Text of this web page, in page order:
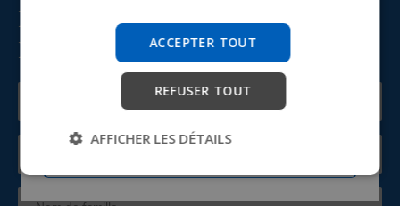
Restez informé(e) avec
Permobil
Nous testons un moyen plus rapide d'explorer les
produits, d'obtenir des informations sur l'entreprise et
de trouver une assistance pour les appareils.
ACCEPTER TOUT
REFUSER TOUT
AFFICHER LES DÉTAILS